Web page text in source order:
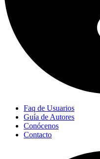
Faq de Usuarios
Guía de Autores
Conócenos
Contacto